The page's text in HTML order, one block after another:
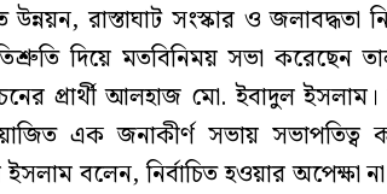
রাস্তাঘাট সংস্কার ও জলাবদ্ধতা
দিয়ে মতবিনিময় সভা করেছেন
প্রার্থী আলহাজ মো. ইবাদুল
এক জনাকীর্ণ সভায় সভাপতিত্ব
বলেন, নির্বাচিত হওয়ার অপেক্ষা